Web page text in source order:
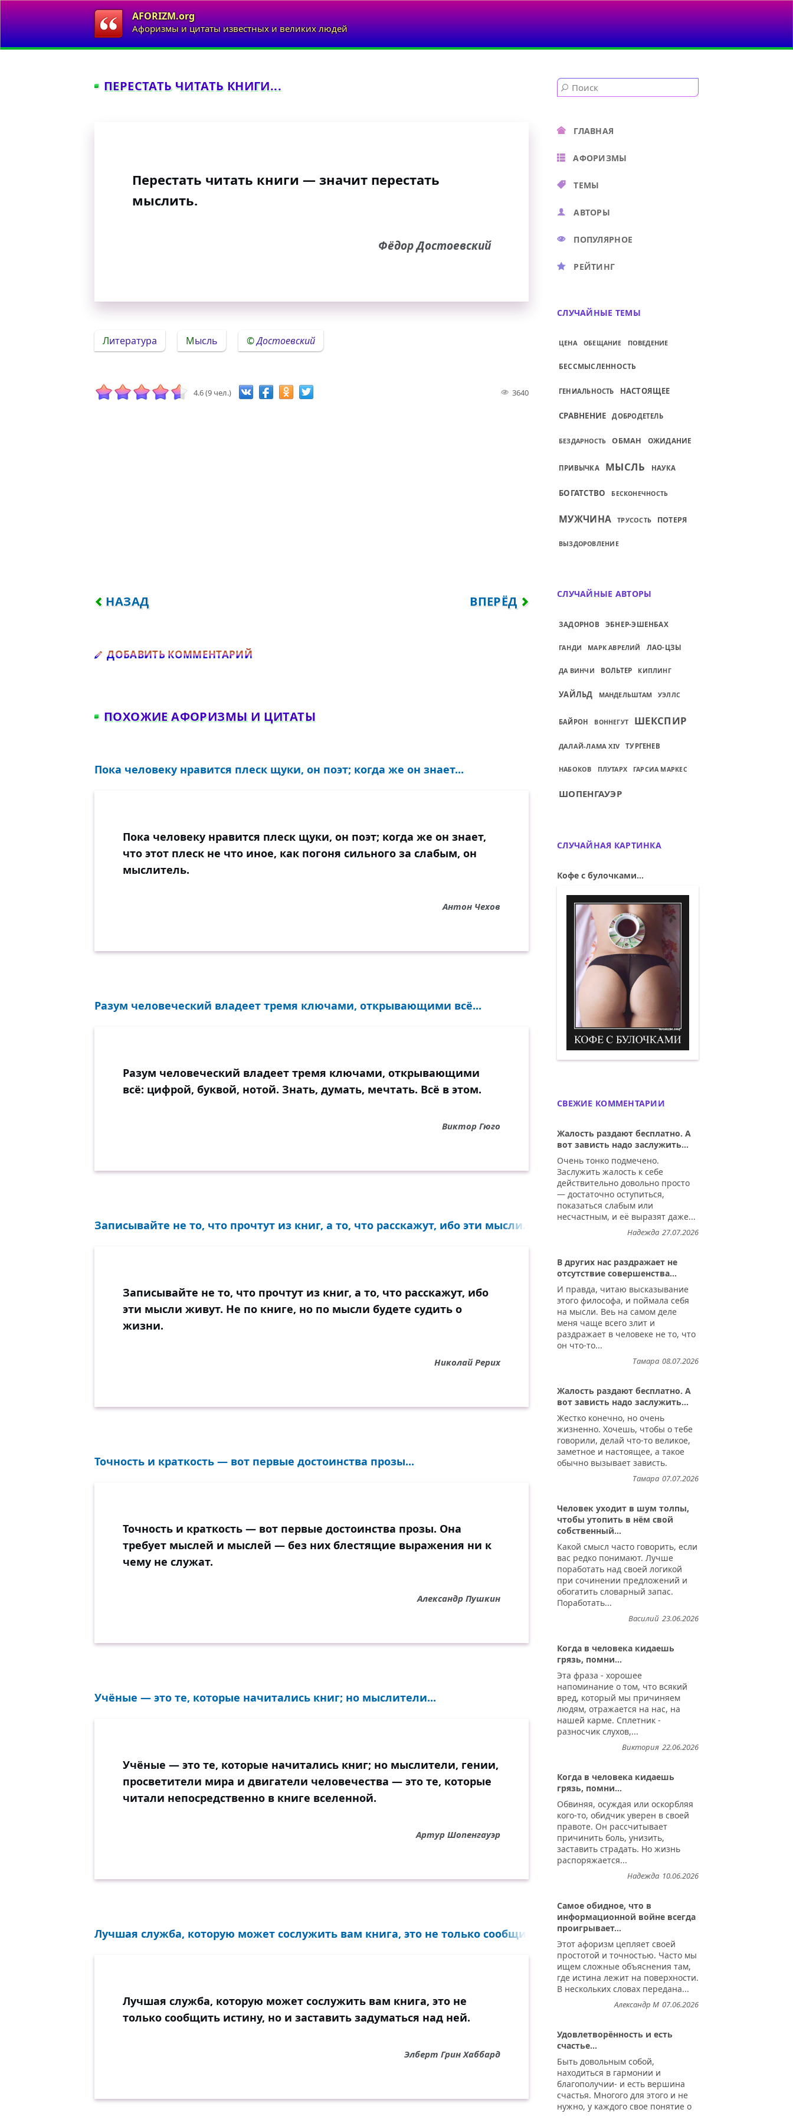
AFORIZM.org
Афоризмы и цитаты известных и великих людей
ПЕРЕСТАТЬ ЧИТАТЬ КНИГИ...
Перестать читать книги — значит перестать
мыслить.
Фёдор Достоевский
Литература Мысль Достоевский
4.6 (9 чел.) 3640
ПРЕДЫДУЩИЙ: МЫ, В СУЩНОСТИ, УЧИМСЯ У ТЕХ КНИГ...
НАЗАД СЛЕДУЮЩИЙ: ЗА ЧТО ПРЕВОЗНОСЯТ ЛЮБОВЬ?..
ВПЕРЁД
ДОБАВИТЬ КОММЕНТАРИЙ
ПОХОЖИЕ АФОРИЗМЫ И ЦИТАТЫ
Пока человеку нравится плеск щуки, он поэт; когда же он знает...
Пока человеку нравится плеск щуки, он поэт; когда же он знает,
что этот плеск не что иное, как погоня сильного за слабым, он
мыслитель.
Антон Чехов
Разум человеческий владеет тремя ключами, открывающими всё...
Разум человеческий владеет тремя ключами, открывающими
всё: цифрой, буквой, нотой. Знать, думать, мечтать. Всё в этом.
Виктор Гюго
Записывайте не то, что прочтут из книг, а то, что расскажут, ибо эти мысли...
Записывайте не то, что прочтут из книг, а то, что расскажут, ибо
эти мысли живут. Не по книге, но по мысли будете судить о
жизни.
Николай Рерих
Точность и краткость — вот первые достоинства прозы...
Точность и краткость — вот первые достоинства прозы. Она
требует мыслей и мыслей — без них блестящие выражения ни к
чему не служат.
Александр Пушкин
Учёные — это те, которые начитались книг; но мыслители...
Учёные — это те, которые начитались книг; но мыслители, гении,
просветители мира и двигатели человечества — это те, которые
читали непосредственно в книге вселенной.
Артур Шопенгауэр
Лучшая служба, которую может сослужить вам книга, это не только сообщить...
Лучшая служба, которую может сослужить вам книга, это не
только сообщить истину, но и заставить задуматься над ней.
Элберт Грин Хаббард
ГЛАВНАЯ
АФОРИЗМЫ
ТЕМЫ
АВТОРЫ
ПОПУЛЯРНОЕ
РЕЙТИНГ
СЛУЧАЙНЫЕ ТЕМЫ
ЦЕНА ОБЕЩАНИЕ ПОВЕДЕНИЕ
БЕССМЫСЛЕННОСТЬ
ГЕНИАЛЬНОСТЬ НАСТОЯЩЕЕ
СРАВНЕНИЕ ДОБРОДЕТЕЛЬ
БЕЗДАРНОСТЬ ОБМАН ОЖИДАНИЕ
ПРИВЫЧКА МЫСЛЬ НАУКА
БОГАТСТВО БЕСКОНЕЧНОСТЬ
МУЖЧИНА ТРУСОСТЬ ПОТЕРЯ
ВЫЗДОРОВЛЕНИЕ
СЛУЧАЙНЫЕ АВТОРЫ
ЗАДОРНОВ ЭБНЕР-ЭШЕНБАХ
ГАНДИ МАРК АВРЕЛИЙ ЛАО-ЦЗЫ
ДА ВИНЧИ ВОЛЬТЕР КИПЛИНГ
УАЙЛЬД МАНДЕЛЬШТАМ УЭЛЛС
БАЙРОН ВОННЕГУТ ШЕКСПИР
ДАЛАЙ-ЛАМА XIV ТУРГЕНЕВ
НАБОКОВ ПЛУТАРХ ГАРСИА МАРКЕС
ШОПЕНГАУЭР
СЛУЧАЙНАЯ КАРТИНКА
Кофе с булочками...
Кофе с булочками. Демотиватор
СВЕЖИЕ КОММЕНТАРИИ
Жалость раздают бесплатно. А
вот зависть надо заслужить...
Очень тонко подмечено.
Заслужить жалость к себе
действительно довольно просто
— достаточно оступиться,
показаться слабым или
несчастным, и её выразят даже...
27.07.2026
Надежда
В других нас раздражает не
отсутствие совершенства...
И правда, читаю высказывание
этого философа, и поймала себя
на мысли. Веь на самом деле
меня чаще всего злит и
раздражает в человеке не то, что
он что-то...
08.07.2026
Тамара
Жалость раздают бесплатно. А
вот зависть надо заслужить...
Жестко конечно, но очень
жизненно. Хочешь, чтобы о тебе
говорили, делай что-то великое,
заметное и настоящее, а такое
обычно вызывает зависть.
07.07.2026
Тамара
Человек уходит в шум толпы,
чтобы утопить в нём свой
собственный...
Какой смысл часто говорить, если
вас редко понимают. Лучше
поработать над своей логикой
при сочинении предложений и
обогатить словарный запас.
Поработать...
23.06.2026
Василий
Когда в человека кидаешь
грязь, помни...
Эта фраза - хорошее
напоминание о том, что всякий
вред, который мы причиняем
людям, отражается на нас, на
нашей карме. Сплетник -
разносчик слухов,...
22.06.2026
Виктория
Когда в человека кидаешь
грязь, помни...
Обвиняя, осуждая или оскорбляя
кого-то, обидчик уверен в своей
правоте. Он рассчитывает
причинить боль, унизить,
заставить страдать. Но жизнь
распоряжается...
10.06.2026
Надежда
Самое обидное, что в
информационной войне всегда
проигрывает...
Этот афоризм цепляет своей
простотой и точностью. Часто мы
ищем сложные объяснения там,
где истина лежит на поверхности.
В нескольких словах передана...
07.06.2026
Александр М
Удовлетворённость и есть
счастье...
Быть довольным собой,
находиться в гармонии и
благополучии- и есть вершина
счастья. Многого для этого и не
нужно, у каждого свое понятие о